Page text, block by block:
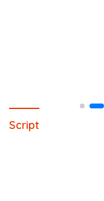
Script